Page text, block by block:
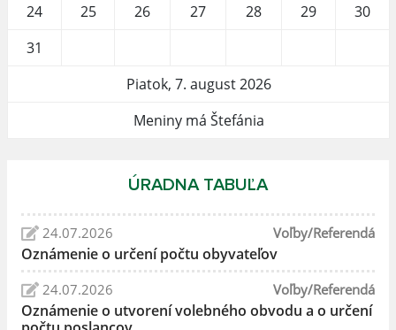
24
25 26 27 28 29
30
31
Piatok, 7. august 2026
Meniny má Štefánia
ÚRADNA TABUĽA
24.07.2026 Voľby/Referendá
Oznámenie o určení počtu obyvateľov
24.07.2026 Voľby/Referendá
Oznámenie o utvorení volebného obvodu a o určení